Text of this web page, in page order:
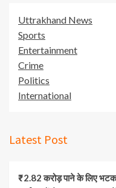
Uttrakhand News
Sports
Entertainment
Crime
Politics
International
Latest Post
₹2.82 करोड़ पाने के लिए भटक